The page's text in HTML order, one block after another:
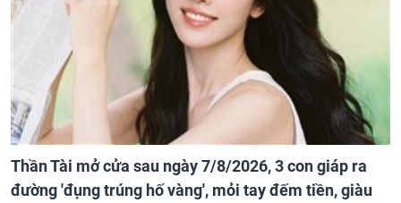
Thần Tài mở cửa sau ngày 7/8/2026, 3 con giáp ra
đường 'đụng trúng hố vàng', mỏi tay đếm tiền, giàu